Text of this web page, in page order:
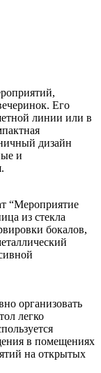
Его
линии или в
дизайн
и
“Мероприятие
из стекла
бокалов,
организовать
легко
в помещениях
на открытых